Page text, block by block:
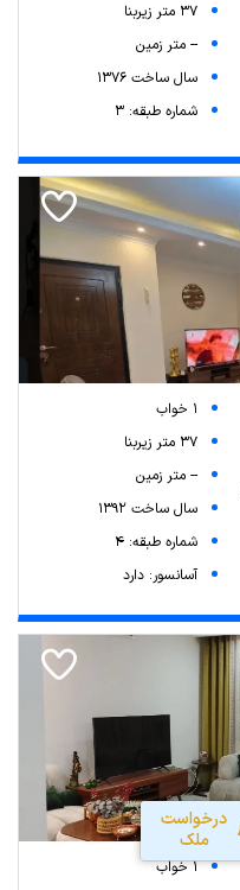
درخواست
ملک
37 متر زیربنا
-- متر زمین
سال ساخت 1376
شماره طبقه: 3
1 خواب
37 متر زیربنا
-- متر زمین
سال ساخت 1392
شماره طبقه: 4
آسانسور: دارد
1 خواب